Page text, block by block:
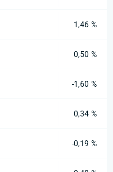
1,46 %
0,50 %
-1,60 %
0,34 %
-0,19 %